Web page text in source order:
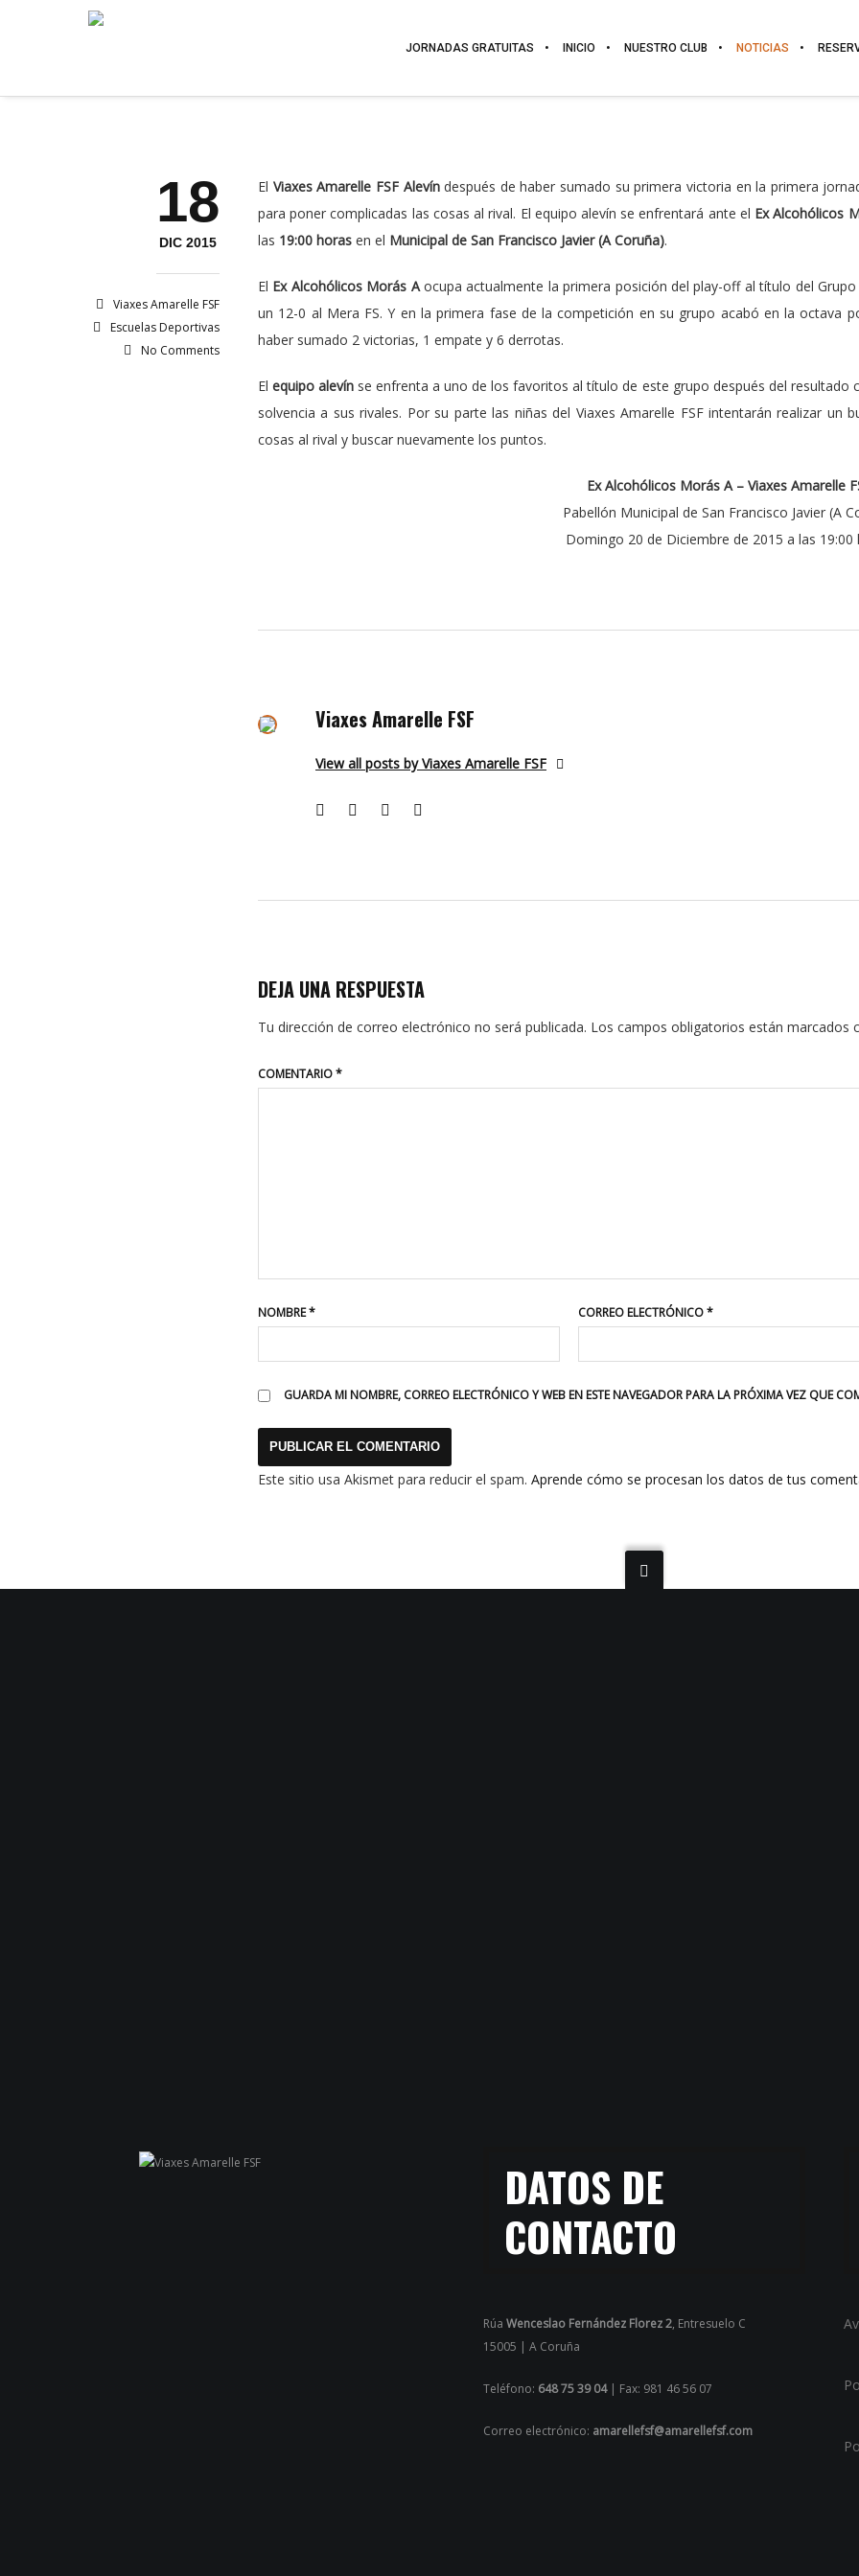
JORNADAS GRATUITAS INICIO NUESTRO CLUB NOTICIAS
18
DIC 2015
Viaxes Amarelle FSF
Escuelas Deportivas
No Comments
El Viaxes Amarelle FSF Alevíndespués de haber sumado su primera victoria en la primera
para poner complicadas las cosas al rival. El equipo alevín se enfrentará ante el Ex Alcohólicos
las 19:00 horas en el Municipal de San Francisco Javier (A Coruña).
El Ex Alcohólicos Morás Aocupa actualmente la primera posición del play-off al título del
un 12-0 al Mera FS. Y en la primera fase de la competición en su grupo acabó en la octava
haber sumado 2 victorias, 1 empate y 6 derrotas.
Elequipo alevín se enfrenta a uno de los favoritos al título de este grupo después del
solvencia a sus rivales. Por su parte las niñas del Viaxes Amarelle FSF intentarán realizar
cosas al rival y buscar nuevamente los puntos.
Ex Alcohólicos Morás A – Viaxes Amarelle
Pabellón Municipal de San Francisco Javier (A
Domingo 20 de Diciembre de 2015 a las 19:00
Viaxes Amarelle FSF
View all posts by Viaxes Amarelle FSF
DEJA UNA RESPUESTA
Tu dirección de correo electrónico no será publicada. Los campos obligatorios están marcados
COMENTARIO*
NOMBRE* CORREO ELECTRÓNICO*
GUARDA MI NOMBRE, CORREO ELECTRÓNICO Y WEB EN ESTE NAVEGADOR PARA LA PRÓXIMA VEZ QUE
Este sitio usa Akismet para reducir el spam. Aprende cómo se procesan los datos de tus
DATOS DE
CONTACTO
Rúa Wenceslao Fernández Florez 2, Entresuelo C
15005 | A Coruña
Teléfono: 648 75 39 04| Fax: 981 46 56 07
Correo electrónico: amarellefsf@amarellefsf.com